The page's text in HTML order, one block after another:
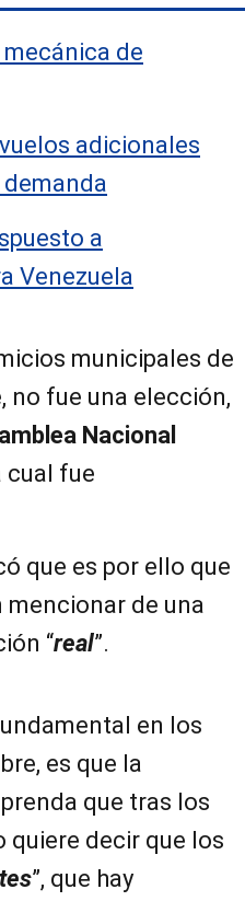
de
adicionales
a
Venezuela
municipales de
no fue una elección,
Nacional
cual fue
que es por ello que
mencionar de una
“real”.
en los
es que la
que tras los
decir que los
”, que hay